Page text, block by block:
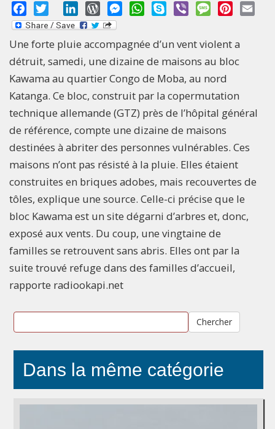
Facebook
Twitter LinkedInWordPressMessengerWhatsApp
Skype Viber MessagePinterest
Une forte pluie accompagnée d’un vent violent a
détruit, samedi, une dizaine de maisons au bloc
Kawama au quartier Congo de Moba, au nord
Katanga. Ce bloc, construit par la copermutation
technique allemande (GTZ) près de l’hôpital général
de référence, compte une dizaine de maisons
destinées à abriter des personnes vulnérables. Ces
maisons n’ont pas résisté à la pluie. Elles étaient
construites en briques adobes, mais recouvertes de
tôles, explique une source. Celle-ci précise que le
bloc Kawama est un site dégarni d’arbres et, donc,
exposé aux vents. Du coup, une vingtaine de
familles se retrouvent sans abris. Elles ont par la
suite trouvé refuge dans des familles d’accueil,
rapporte radiookapi.net
Chercher
Dans la même catégorie